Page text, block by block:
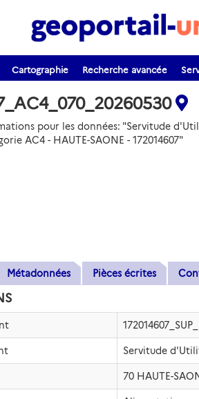
Cartographie Recherche avancée
pour les données: "Servitude
AC4 - HAUTE-SAONE - 172014607"
Métadonnées Pièces écrites
Servitude
70 HAUTE-